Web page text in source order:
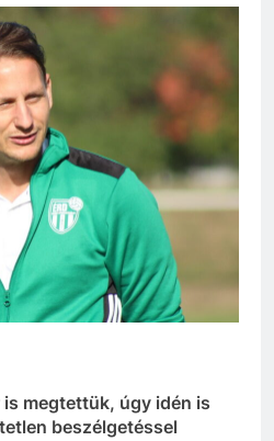
megtettük, úgy idén is
beszélgetéssel